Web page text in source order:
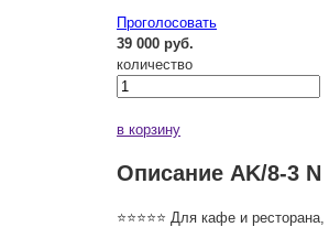
Проголосовать
39 000 руб.
количество
в корзину
Описание AK/8-3 N
⭐⭐⭐⭐⭐ Для кафе и